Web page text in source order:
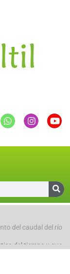
del caudal del río